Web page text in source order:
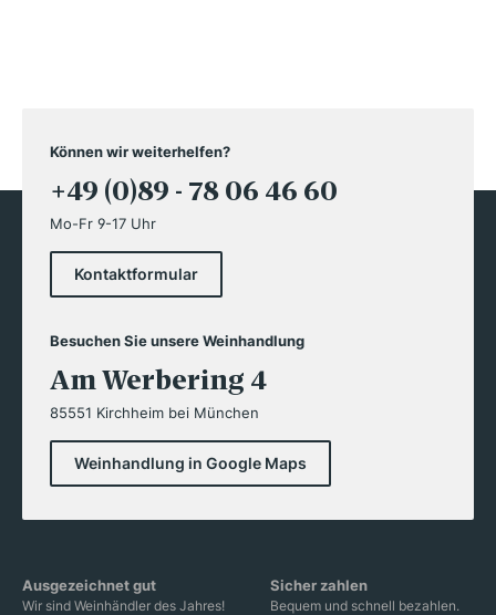
Können wir weiterhelfen?
+49 (0)89 - 78 06 46 60
Mo-Fr 9-17 Uhr
Kontaktformular
Besuchen Sie unsere Weinhandlung
Am Werbering 4
85551 Kirchheim bei München
Weinhandlung in Google Maps
Ausgezeichnet gut
Wir sind Weinhändler des Jahres!
Sicher zahlen
Bequem und schnell bezahlen.